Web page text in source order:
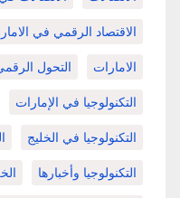
الاقتصاد الرقمي في
الامارات التحول
التكنولوجيا في الإمارات
التكنولوجيا في الخليج
التكنولوجيا وأخبارها